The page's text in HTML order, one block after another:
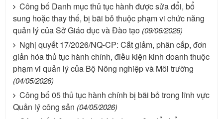
Công bố Danh mục thủ tục hành được sửa đổi, bổ
sung hoặc thay thế, bị bãi bỏ thuộc phạm vi chức năng
quản lý của Sở Giáo dục và Đào tạo (09/06/2026)
Nghị quyết 17/2026/NQ-CP: Cắt giảm, phân cấp, đơn
giản hóa thủ tục hành chính, điều kiện kinh doanh thuộc
phạm vi quản lý của Bộ Nông nghiệp và Môi trường
(04/05/2026)
Công bố 05 thủ tục hành chính bị bãi bỏ trong lĩnh vực
Quản lý công sản (04/05/2026)